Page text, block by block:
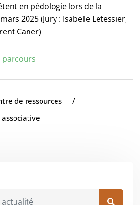
en pédologie lors de la
2025 (Jury : Isabelle Letessier,
Caner).
parcours
de ressources /
associative